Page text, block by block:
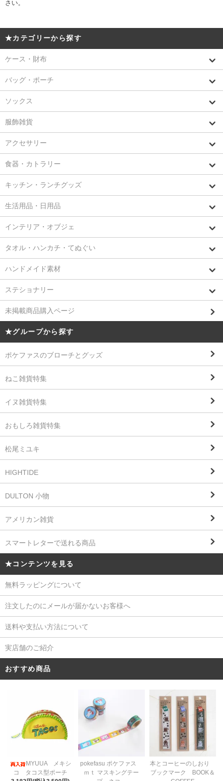
さい。
★カテゴリーから探す
ケース・財布
バッグ・ポーチ
ソックス
服飾雑貨
アクセサリー
食器・カトラリー
キッチン・ランチグッズ
生活用品・日用品
インテリア・オブジェ
タオル・ハンカチ・てぬぐい
ハンドメイド素材
ステショナリー
未掲載商品購入ページ
★グループから探す
ポケファスのブローチとグッズ
ねこ雑貨特集
イヌ雑貨特集
おもしろ雑貨特集
松尾ミユキ
HIGHTIDE
DULTON 小物
アメリカン雑貨
スマートレターで送れる商品
★コンテンツを見る
無料ラッピングについて
注文したのにメールが届かないお客様へ
送料や支払い方法について
実店舗のご紹介
おすすめ商品
MYUUA メキシ
コ タコス型ポーチ
pokefasu ポケファス
ｍｔ マスキングテー
本とコーヒーのしおり
ブックマーク BOOK＆